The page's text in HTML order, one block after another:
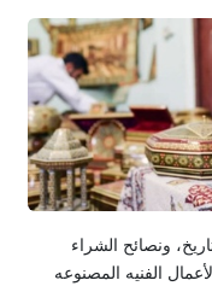
ونصائح الشراء
الفنیه المصنوعه